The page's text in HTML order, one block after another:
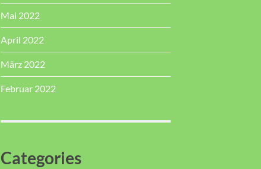
Mai 2022
April 2022
März 2022
Februar 2022
Categories